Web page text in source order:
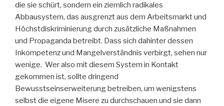
die sie schürt, sondern ein ziemlich radikales
Abbausystem, das ausgrenzt aus dem Arbeitsmarkt und
Höchstdiskriminierung durch zusätzliche Maßnahmen
und Propaganda betreibt. Dass sich dahinter dessen
Inkompetenz und Mangelverständnis verbirgt, sehen nur
wenige. Wer also mit diesem System in Kontakt
gekommen ist, sollte dringend
Bewusstseinserweiterung betreiben, um wenigstens
selbst die eigene Misere zu durchschauen und sie dann